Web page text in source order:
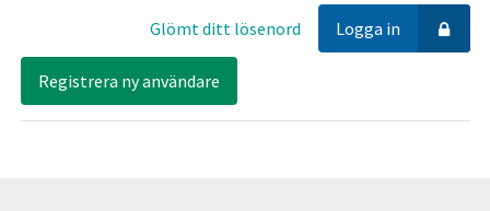
Logga in
Glömt ditt lösenord
Registrera ny användare